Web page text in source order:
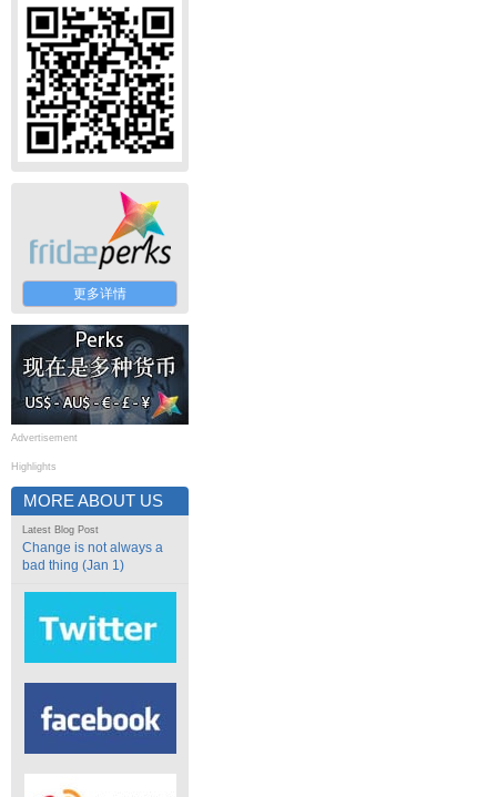
更多详情
Advertisement
Highlights
MORE ABOUT US
Latest Blog Post
Change is not always a
bad thing (Jan 1)